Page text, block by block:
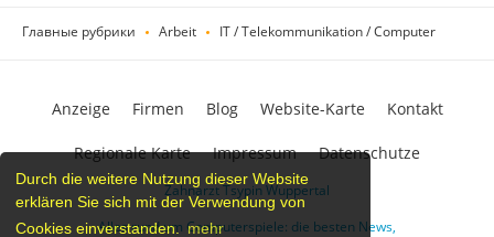
Durch die weitere Nutzung dieser Website
erklären Sie sich mit der Verwendung von
Cookies einverstanden. mehr
Главные рубрики Arbeit IT / Telekommunikation / Computer
Zahnarzt Tsypin Wuppertal
Alles rund um Computerspiele: die besten News,
Anzeige Firmen Blog Website-Karte Kontakt
Regionale Karte Impressum Datenschutze